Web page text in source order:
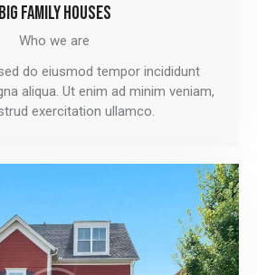
BIG FAMILY HOUSES
Who we are
do eiusmod tempor incididunt
aliqua. Ut enim ad minim veniam,
exercitation ullamco.